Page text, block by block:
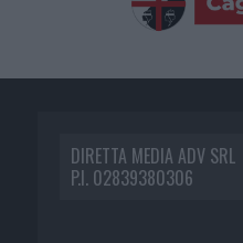
DIRETTA MEDIA ADV SRL
P.I. 02839380306